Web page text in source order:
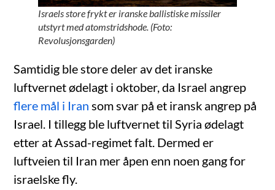
Israels store frykt er iranske ballistiske missiler
utstyrt med atomstridshode. (Foto:
Revolusjonsgarden)
Samtidig ble store deler av det iranske
luftvernet ødelagt i oktober, da Israel angrep
flere mål i Iran som svar på et iransk angrep på
Israel. I tillegg ble luftvernet til Syria ødelagt
etter at Assad-regimet falt. Dermed er
luftveien til Iran mer åpen enn noen gang for
israelske fly.